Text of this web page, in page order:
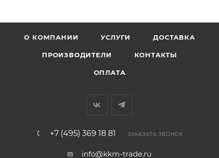
О КОМПАНИИ УСЛУГИ ДОСТАВКА
ПРОИЗВОДИТЕЛИ КОНТАКТЫ
ОПЛАТА
+7 (495) 369 18 81 ЗАКАЗАТЬ ЗВОНОК
info@kkm-trade.ru